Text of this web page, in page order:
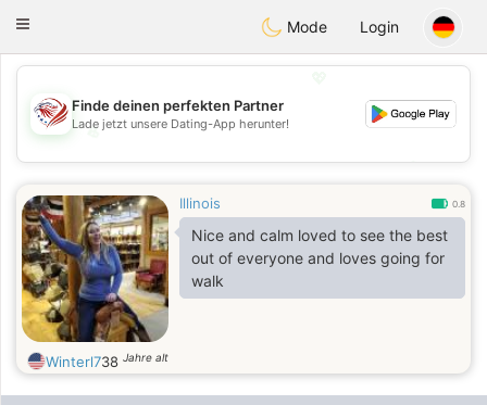
Dating
Toggle
Mode Login
💖
💕
Finde deinen perfekten Partner
Lade jetzt unsere Dating-App herunter!
Illinois 0.8
Nice and calm loved to see the best
out of everyone and loves going for
walk
Winterl738 Jahre alt